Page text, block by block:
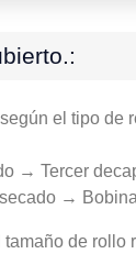
el tipo de
→ Tercer
→
de